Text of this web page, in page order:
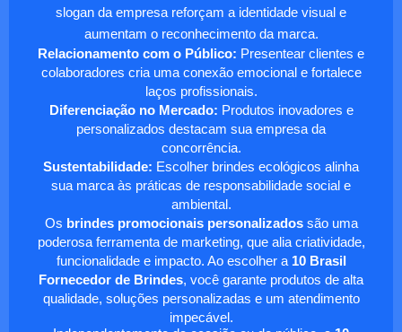
slogan da empresa reforçam a identidade visual e
aumentam o reconhecimento da marca.
Relacionamento com o Público: Presentear clientes e
colaboradores cria uma conexão emocional e fortalece
laços profissionais.
Diferenciação no Mercado: Produtos inovadores e
personalizados destacam sua empresa da
concorrência.
Sustentabilidade: Escolher brindes ecológicos alinha
sua marca às práticas de responsabilidade social e
ambiental.
Os brindes promocionais personalizadossão uma
poderosa ferramenta de marketing, que alia criatividade,
funcionalidade e impacto. Ao escolher a 10 Brasil
Fornecedor de Brindes, você garante produtos de alta
qualidade, soluções personalizadas e um atendimento
impecável.